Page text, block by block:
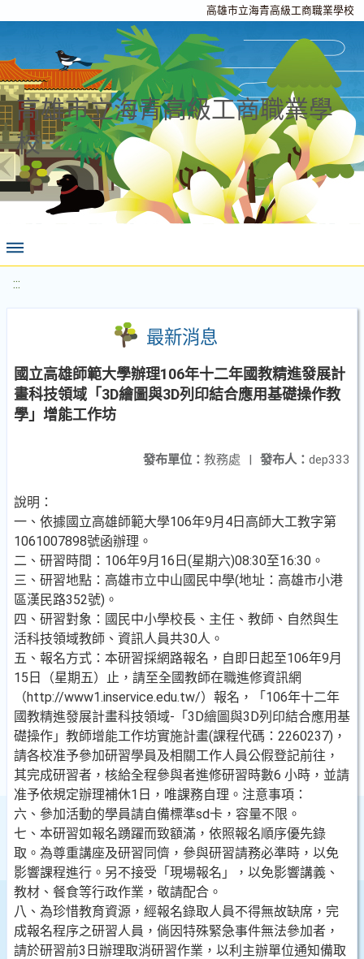
高雄市立海青高級工商職業學校
高雄市立海青高級工商職業學
校
:::
最新消息
國立高雄師範大學辦理106年十二年國教精進發展計
畫科技領域「3D繪圖與3D列印結合應用基礎操作教
學」增能工作坊
發布人： dep333
發布單位： 教務處 |
說明：
一、依據國立高雄師範大學106年9月4日高師大工教字第
1061007898號函辦理。
二、研習時間：106年9月16日(星期六)08:30至16:30。
三、研習地點：高雄市立中山國民中學(地址：高雄市小港
區漢民路352號)。
四、研習對象：國民中小學校長、主任、教師、自然與生
活科技領域教師、資訊人員共30人。
五、報名方式：本研習採網路報名，自即日起至106年9月
15日（星期五）止，請至全國教師在職進修資訊網
（http://www1.inservice.edu.tw/）報名，「106年十二年
國教精進發展計畫科技領域-「3D繪圖與3D列印結合應用基
礎操作」教師增能工作坊實施計畫(課程代碼：2260237)，
請各校准予參加研習學員及相關工作人員公假登記前往，
其完成研習者，核給全程參與者進修研習時數6 小時，並請
准予依規定辦理補休1日，唯課務自理。注意事項：
六、參加活動的學員請自備標準sd卡，容量不限。
七、本研習如報名踴躍而致額滿，依照報名順序優先錄
取。為尊重講座及研習同儕，參與研習請務必準時，以免
影響課程進行。另不接受「現場報名」，以免影響講義、
教材、餐食等行政作業，敬請配合。
八、為珍惜教育資源，經報名錄取人員不得無故缺席，完
成報名程序之研習人員，倘因特殊緊急事件無法參加者，
請於研習前3日辦理取消研習作業，以利主辦單位通知備取